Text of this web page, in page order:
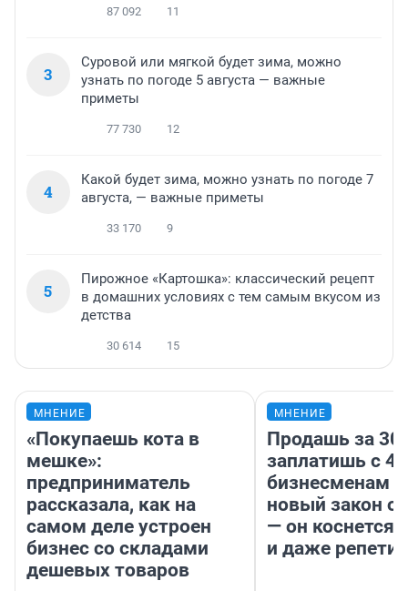
87 092 11
3
Суровой или мягкой будет зима, можно
узнать по погоде 5 августа — важные
приметы
77 730 12
4
Какой будет зима, можно узнать по погоде 7
августа, — важные приметы
33 170 9
5
Пирожное «Картошка»: классический рецепт
в домашних условиях с тем самым вкусом из
детства
30 614 15
МНЕНИЕ
«Покупаешь кота в
мешке»:
предприниматель
рассказала, как на
самом деле устроен
бизнес со складами
дешевых товаров
МНЕНИЕ
Продашь за
заплатишь с
бизнесменам
новый закон о
— он коснется
и даже